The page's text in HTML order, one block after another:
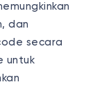
dan
secara
untuk